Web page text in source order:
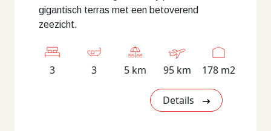
gigantisch terras met een betoverend
zeezicht.
3 3 5 km 95 km 178 m2
Details